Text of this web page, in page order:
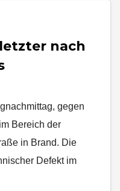
nach
gegen
Bereich der
in Brand. Die
Defekt im